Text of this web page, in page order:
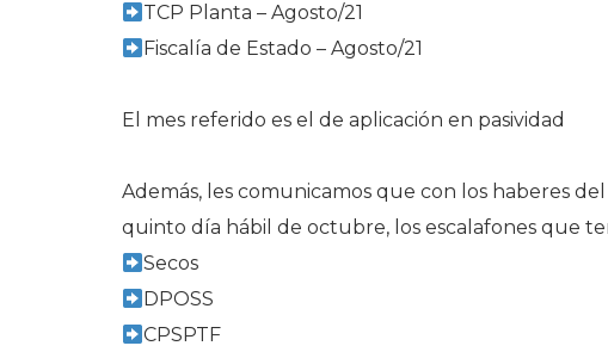
TCP Planta – Agosto/21
Fiscalía de Estado – Agosto/21
El mes referido es el de aplicación en pasividad
Además, les comunicamos que con los haberes
quinto día hábil de octubre, los escalafones que
Secos
DPOSS
CPSPTF